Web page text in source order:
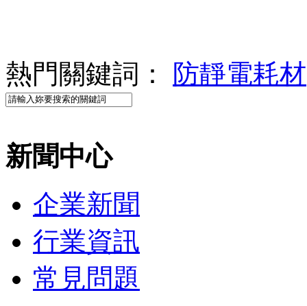
熱門關鍵詞： 防靜電耗材
新聞中心
企業新聞
行業資訊
常見問題